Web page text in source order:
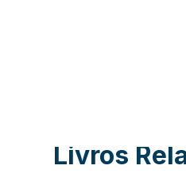
Livros